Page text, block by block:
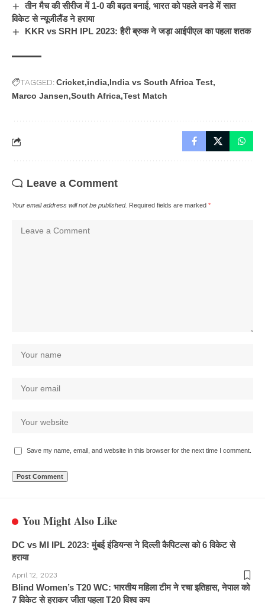
तीन मैच की सीरीज में 1-0 की बढ़त बनाई, भारत को पहले वनडे में सात
विकेट से न्यूजीलैंड ने हराया
KKR vs SRH IPL 2023: हैरी ब्रुक ने जड़ा आईपीएल का पहला शतक
TAGGED:Cricket india India vs South Africa Test
Marco Jansen South Africa Test Match
Leave a Comment
Your email address will not be published. Required fields are marked *
Save my name, email, and website in this browser for the next time I comment.
You Might Also Like
DC vs MI IPL 2023: मुंबई इंडियन्स ने दिल्ली कैपिटल्स को 6 विकेट से
हराया
April 12, 2023
Blind Women’s T20 WC: भारतीय महिला टीम ने रचा इतिहास, नेपाल को
7 विकेट से हराकर जीता पहला T20 विश्व कप